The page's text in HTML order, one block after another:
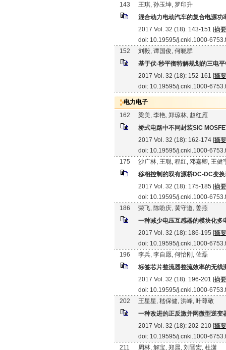
143
王琪, 孙玉坤, 罗印升
混合动力电动汽车的复合电源功
2017 Vol. 32 (18): 143-151 [摘要
doi: 10.19595/j.cnki.1000-
152
刘毅, 谭国俊, 何晓群
基于伏-秒平衡特解规划的三电
2017 Vol. 32 (18): 152-161 [摘要
doi: 10.19595/j.cnki.1000-
电力电子
162
梁美, 李艳, 郑琼林, 赵红雁
桥式电路中不同封装SiC
2017 Vol. 32 (18): 162-174 [摘要
doi: 10.19595/j.cnki.1000-
175
沙广林, 王聪, 程红, 邓嘉卿, 王健
移相控制的双有源桥DC-DC变
2017 Vol. 32 (18): 175-185 [摘要
doi: 10.19595/j.cnki.1000-
186
荣飞, 陈盼庆, 黄守道, 姜燕
一种减少电压互感器的模块化多
2017 Vol. 32 (18): 186-195 [摘要
doi: 10.19595/j.cnki.1000-
196
李兵, 李自愿, 何怡刚, 佐磊
标签芯片整流器整流效率的无线
2017 Vol. 32 (18): 196-201 [摘要
doi: 10.19595/j.cnki.1000-
202
王星星, 嵇保健, 洪峰, 叶尊敬
一种改进的正反激并网微型逆变
2017 Vol. 32 (18): 202-210 [摘要
doi: 10.19595/j.cnki.1000-
211
周林, 解宝, 郑晨, 刘晋宏, 杜潇